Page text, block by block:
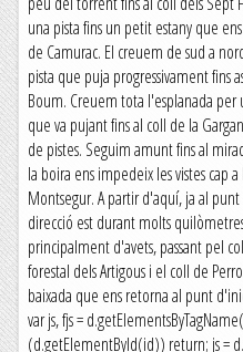
una pista fins un petit estany que
de Camurac. El creuem de sud a
pista que puja progressivament fins
Boum. Creuem tota l'esplanada per
que va pujant fins al coll de la
de pistes. Seguim amunt fins al
la boira ens impedeix les vistes cap
Montsegur. A partir d'aquí, ja al
direcció est durant molts
principalment d'avets, passant pel
forestal dels Artigous i el coll de
baixada que ens retorna al punt
var js, fjs =
(d.getElementById(id)) return; js =